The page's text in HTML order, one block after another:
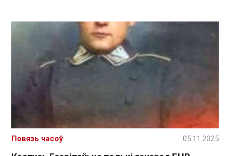
Повязь часоў 05.11.2025